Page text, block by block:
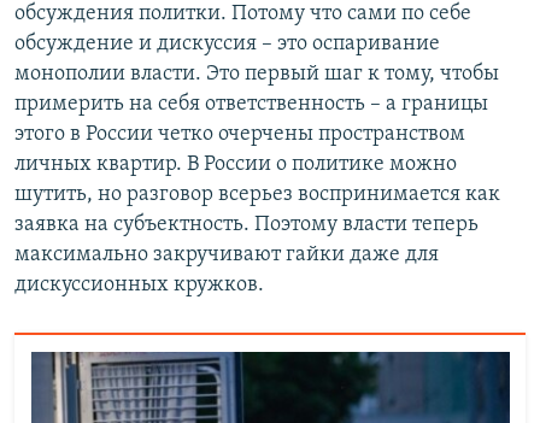
обсуждения политки. Потому что сами по себе
обсуждение и дискуссия – это оспаривание
монополии власти. Это первый шаг к тому, чтобы
примерить на себя ответственность – а границы
этого в России четко очерчены пространством
личных квартир. В России о политике можно
шутить, но разговор всерьез воспринимается как
заявка на субъектность. Поэтому власти теперь
максимально закручивают гайки даже для
дискуссионных кружков.